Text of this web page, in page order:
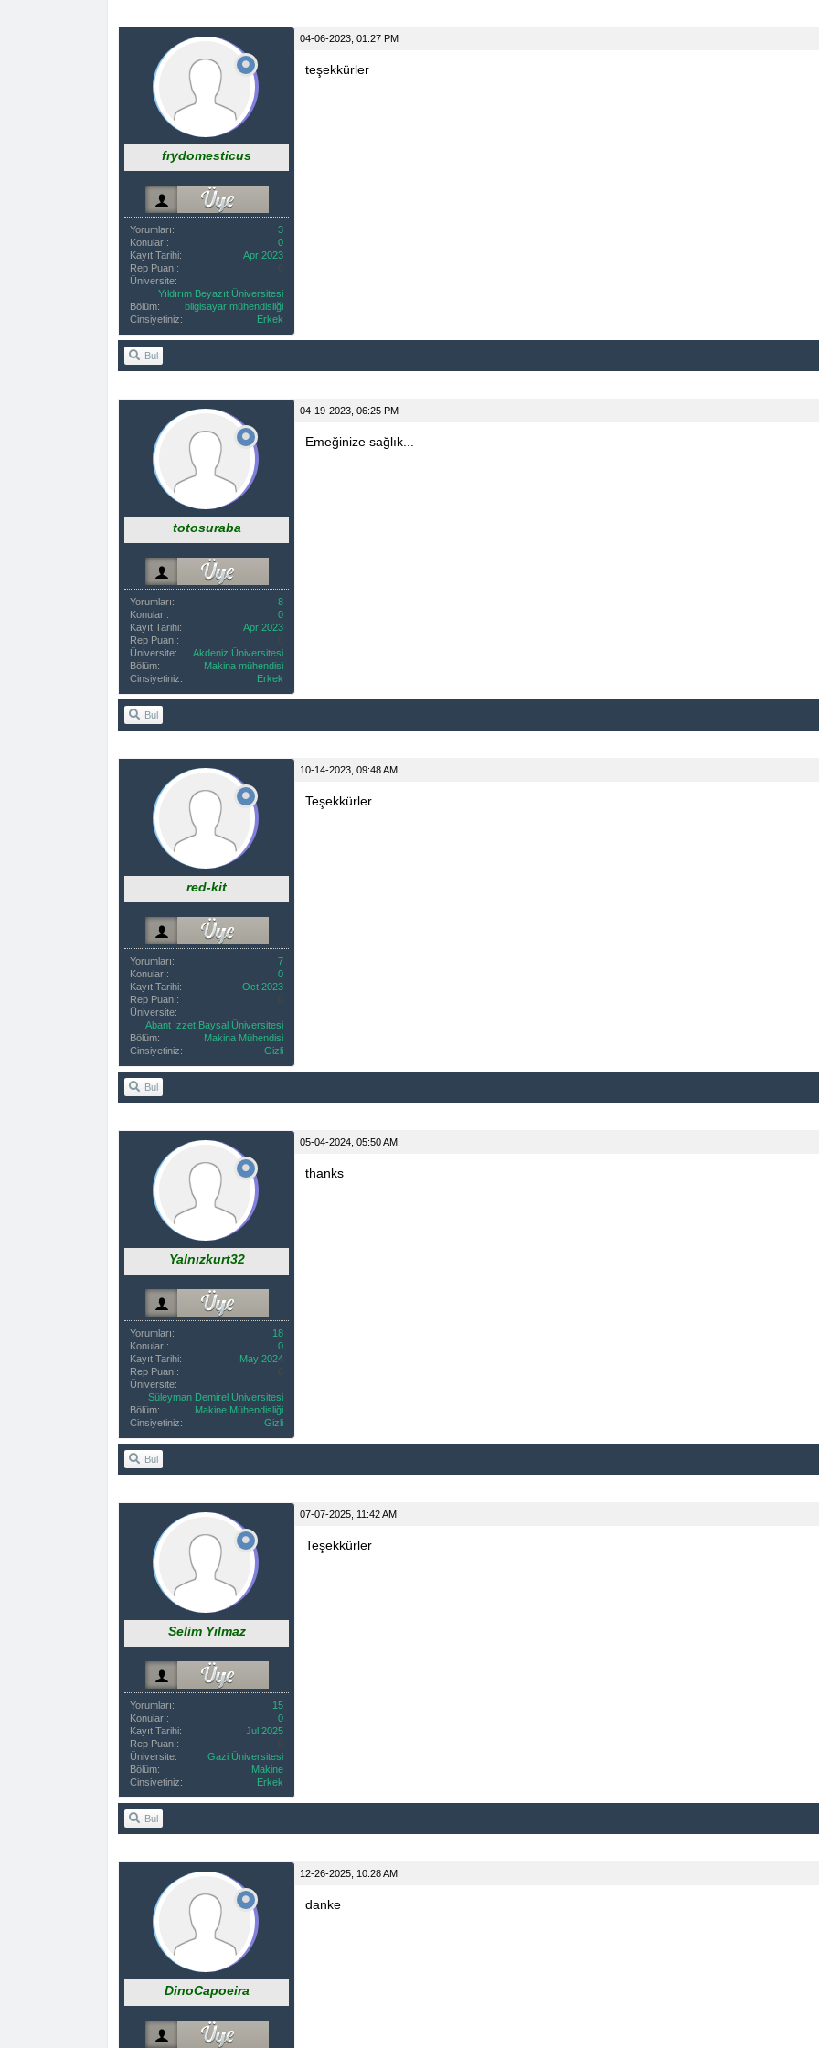
frydomesticus
Yorumları:
3
Konuları:
0
Kayıt Tarihi:
Apr 2023
Rep Puanı:
Üniversite:
Yıldırım Beyazıt Üniversitesi
Bölüm:
bilgisayar mühendisliği
Cinsiyetiniz:
Erkek
04-06-2023, 01:27 PM
teşekkürler
Bul
totosuraba
Yorumları:
8
Konuları:
0
Kayıt Tarihi:
Apr 2023
Rep Puanı:
Üniversite:
Akdeniz Üniversitesi
Bölüm:
Makina mühendisi
Cinsiyetiniz:
Erkek
04-19-2023, 06:25 PM
Emeğinize sağlık...
Bul
red-kit
Yorumları:
7
Konuları:
0
Kayıt Tarihi:
Oct 2023
Rep Puanı:
Üniversite:
Abant İzzet Baysal Üniversitesi
Bölüm:
Makina Mühendisi
Cinsiyetiniz:
Gizli
10-14-2023, 09:48 AM
Teşekkürler
Bul
Yalnızkurt32
Yorumları:
18
Konuları:
0
Kayıt Tarihi:
May 2024
Rep Puanı:
Üniversite:
Süleyman Demirel Üniversitesi
Bölüm:
Makine Mühendisliği
Cinsiyetiniz:
Gizli
05-04-2024, 05:50 AM
thanks
Bul
Selim Yılmaz
Yorumları:
15
Konuları:
0
Kayıt Tarihi:
Jul 2025
Rep Puanı:
Üniversite:
Gazi Üniversitesi
Bölüm:
Makine
Cinsiyetiniz:
Erkek
07-07-2025, 11:42 AM
Teşekkürler
Bul
DinoCapoeira
12-26-2025, 10:28 AM
danke